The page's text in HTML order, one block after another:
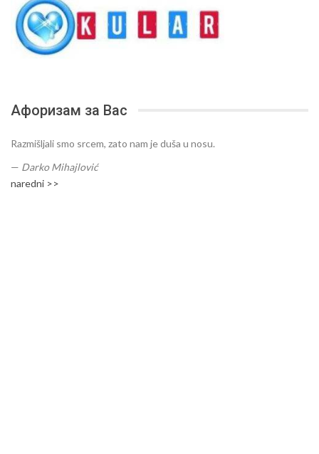
Афоризам за Вас
Razmišljali smo srcem, zato nam je duša u nosu.
— Darko Mihajlović
naredni >>